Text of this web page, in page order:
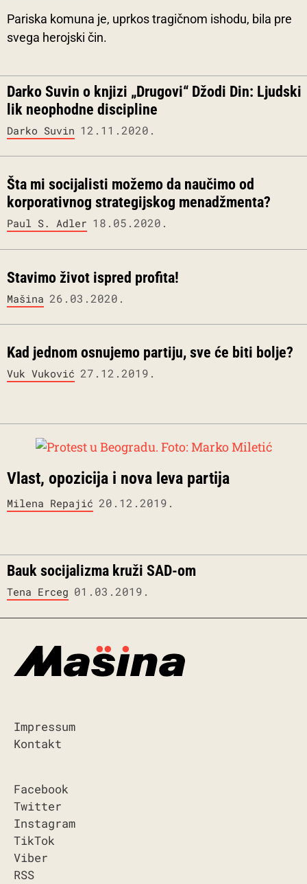
Pariska komuna je, uprkos tragičnom ishodu, bila pre
svega herojski čin.
Darko Suvin o knjizi „Drugovi“ Džodi Din: Ljudski
lik neophodne discipline
Darko Suvin 12.11.2020.
Šta mi socijalisti možemo da naučimo od
korporativnog strategijskog menadžmenta?
Paul S. Adler 18.05.2020.
Stavimo život ispred profita!
Mašina 26.03.2020.
Kad jednom osnujemo partiju, sve će biti bolje?
Vuk Vuković 27.12.2019.
Vlast, opozicija i nova leva partija
Milena Repajić 20.12.2019.
Bauk socijalizma kruži SAD-om
Tena Erceg 01.03.2019.
Impressum
Kontakt
Facebook
Twitter
Instagram
TikTok
Viber
RSS